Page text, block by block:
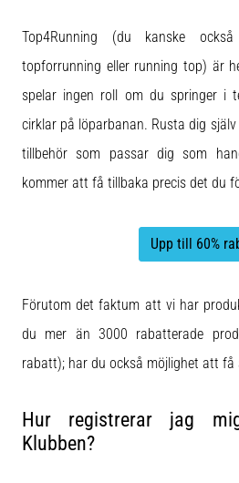
Top4Running (du kanske
topforrunning eller running top) är
spelar ingen roll om du springer i
cirklar på löparbanan. Rusta dig
tillbehör som passar dig som
kommer att få tillbaka precis det du
Upp till 60%
Förutom det faktum att vi har
du mer än 3000 rabatterade
rabatt); har du också möjlighet att
Hur registrerar jag
Klubben?